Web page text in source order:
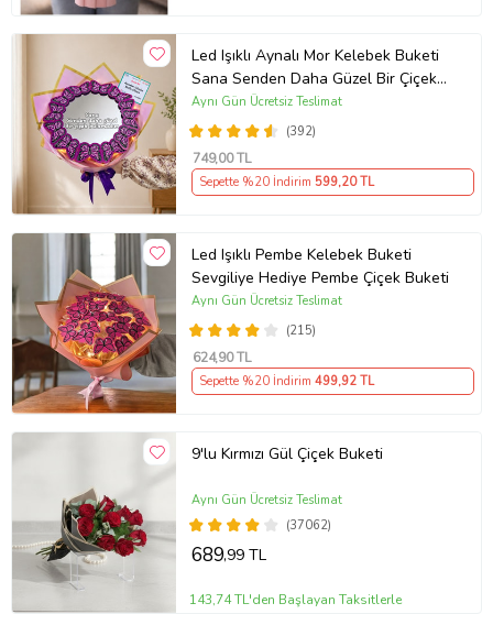
Led Işıklı Aynalı Mor Kelebek Buketi
Sana Senden Daha Güzel Bir Çiçek
Bulamadım Ayna Buket Sevgiliye
Hediye
(392)
Aynı Gün Ücretsiz Teslimat
749,00 TL
Sepette %20 İndirim 599,20 TL
Led Işıklı Pembe Kelebek Buketi
Sevgiliye Hediye Pembe Çiçek Buketi
(215)
Aynı Gün Ücretsiz Teslimat
624,90 TL
Sepette %20 İndirim 499,92 TL
9'lu Kırmızı Gül Çiçek Buketi
(37062)
Aynı Gün Ücretsiz Teslimat
689,99 TL
143,74 TL'den Başlayan Taksitlerle